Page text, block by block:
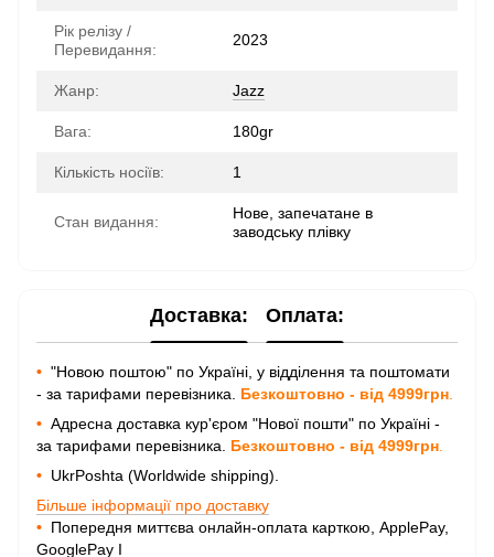
Рік релізу /
Перевидання:
2023
Жанр: Jazz
Вага: 180gr
Кількість носіїв: 1
Стан видання:
Нове, запечатане в
заводську плівку
Доставка: Оплата:
• "Новою поштою" по Україні, у відділення та поштомати
- за тарифами перевізника. Безкоштовно - від 4999грн
• Адресна доставка кур'єром "Нової пошти" по Україні -
за тарифами перевізника. Безкоштовно - від 4999грн
• UkrPoshta (Worldwide shipping).
Більше інформації про доставку
• Попередня миттєва онлайн-оплата карткою, ApplePay,
GooglePay I